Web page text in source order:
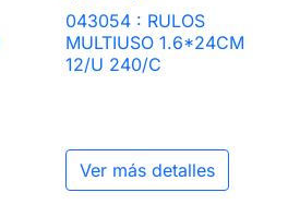
043054 : RULOS
MULTIUSO 1.6*24CM
12/U 240/C
Ver más detalles